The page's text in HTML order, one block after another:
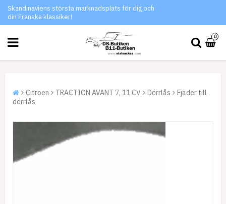
Skandinaviens största marknadsplats för dig och
din Franska klassiker!
0
Citroen TRACTION AVANT 7, 11 CV Dörrlås
Fjäder till
dörrlås